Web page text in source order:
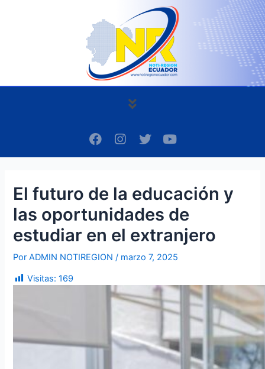
Menú
F
a
c
o
k
I
n
s
g
r
a
m
T
w
i
e
r
Y
o
u
b
e
El futuro de la educación y
las oportunidades de
estudiar en el extranjero
PorADMIN NOTIREGION/ marzo 7, 2025
Visitas: 169